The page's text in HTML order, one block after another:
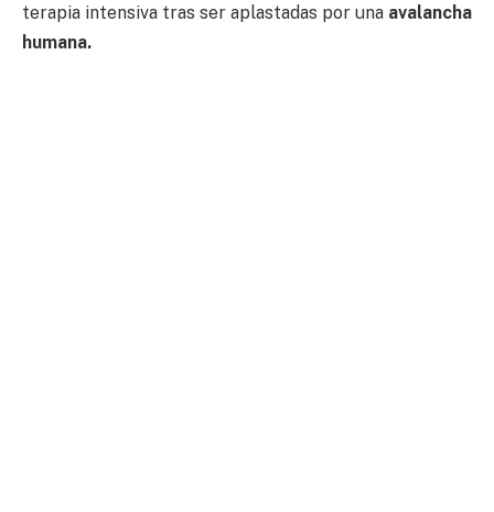
terapia intensiva tras ser aplastadas por una avalancha
humana.